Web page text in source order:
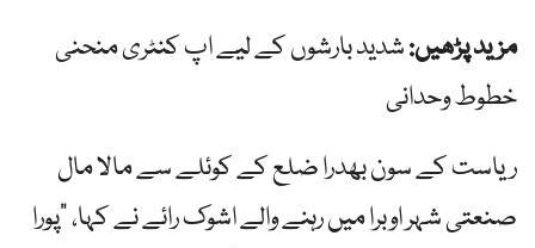
مزید پڑھیں:شدید بارشوں کے لیے اپ کنٹری منحنی
خطوط وحدانی
ریاست کے سون بھدرا ضلع کے کوئلے سے مالا مال
صنعتی شہر اوبرا میں رہنے والے اشوک رائے نے کہا، "پورا